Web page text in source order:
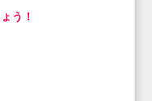
う！